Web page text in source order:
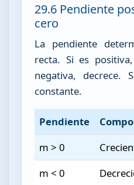
29.6 Pendiente
cero
La pendiente
recta. Si es
negativa, decrece.
constante.
Pendiente
m > 0
m < 0